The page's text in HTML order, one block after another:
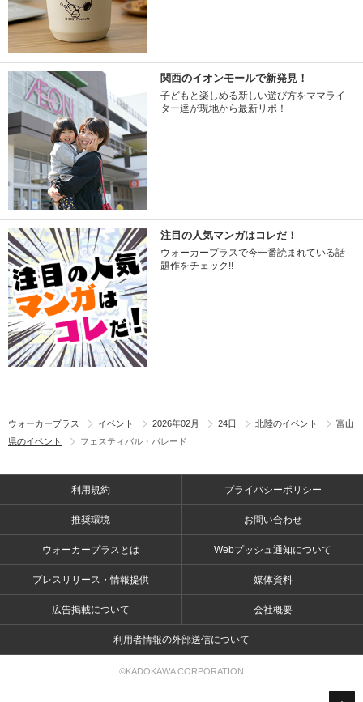
関西のイオンモールで新発見！
子どもと楽しめる新しい遊び方をママライ
ター達が現地から最新リポ！
注目の人気マンガはコレだ！
ウォーカープラスで今一番読まれている話
題作をチェック!!
ウォーカープラス イベント 2026年02月 24日 北陸のイベント
富山
県のイベント
フェスティバル・パレード
利用規約 プライバシーポリシー
推奨環境 お問い合わせ
ウォーカープラスとは Webプッシュ通知について
プレスリリース・情報提供 媒体資料
広告掲載について 会社概要
利用者情報の外部送信について
©KADOKAWA CORPORATION